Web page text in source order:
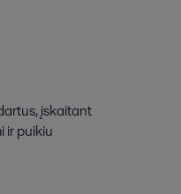
įskaitant
ir puikiu